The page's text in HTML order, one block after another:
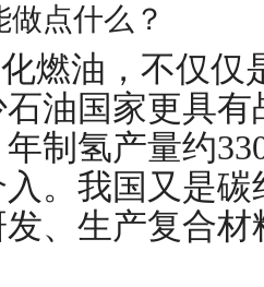
做点什么？
燃油，不仅仅
油国家更具
制氢产量约
。我国又是
、生产复合